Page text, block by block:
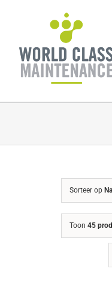
Sorteer op
Toon 45